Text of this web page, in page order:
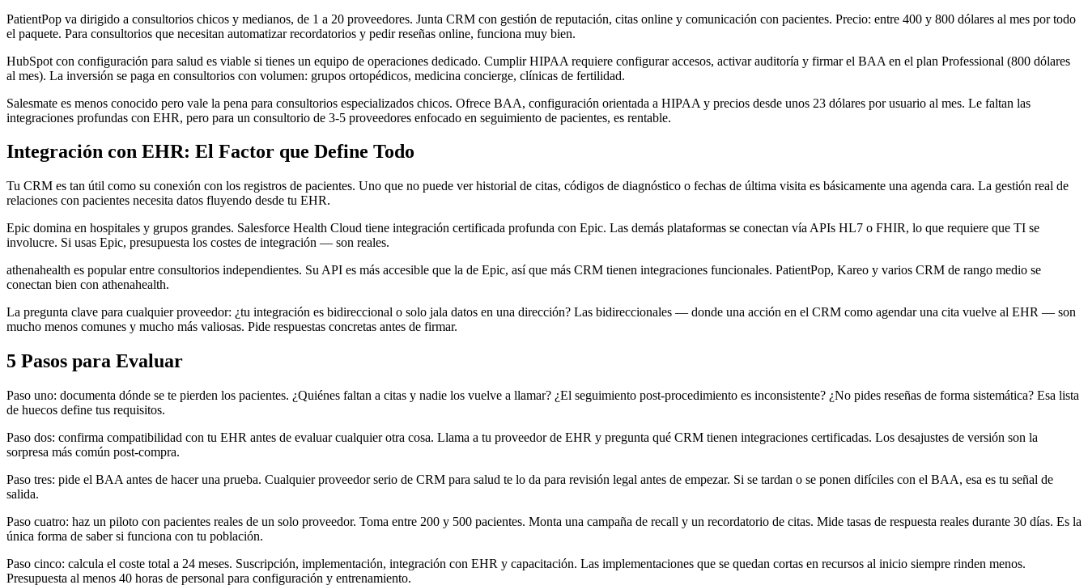
PatientPop va dirigido a consultorios chicos y medianos, de 1 a 20 proveedores. Junta CRM con gestión de reputación, citas online y comunicación con pacientes. Precio: entre 400 y 800 dólares al mes por todo
el paquete. Para consultorios que necesitan automatizar recordatorios y pedir reseñas online, funciona muy bien.
HubSpot con configuración para salud es viable si tienes un equipo de operaciones dedicado. Cumplir HIPAA requiere configurar accesos, activar auditoría y firmar el BAA en el plan Professional (800 dólares
al mes). La inversión se paga en consultorios con volumen: grupos ortopédicos, medicina concierge, clínicas de fertilidad.
Salesmate es menos conocido pero vale la pena para consultorios especializados chicos. Ofrece BAA, configuración orientada a HIPAA y precios desde unos 23 dólares por usuario al mes. Le faltan las
integraciones profundas con EHR, pero para un consultorio de 3-5 proveedores enfocado en seguimiento de pacientes, es rentable.
Integración con EHR: El Factor que Define Todo
Tu CRM es tan útil como su conexión con los registros de pacientes. Uno que no puede ver historial de citas, códigos de diagnóstico o fechas de última visita es básicamente una agenda cara. La gestión real de
relaciones con pacientes necesita datos fluyendo desde tu EHR.
Epic domina en hospitales y grupos grandes. Salesforce Health Cloud tiene integración certificada profunda con Epic. Las demás plataformas se conectan vía APIs HL7 o FHIR, lo que requiere que TI se
involucre. Si usas Epic, presupuesta los costes de integración — son reales.
athenahealth es popular entre consultorios independientes. Su API es más accesible que la de Epic, así que más CRM tienen integraciones funcionales. PatientPop, Kareo y varios CRM de rango medio se
conectan bien con athenahealth.
La pregunta clave para cualquier proveedor: ¿tu integración es bidireccional o solo jala datos en una dirección? Las bidireccionales — donde una acción en el CRM como agendar una cita vuelve al EHR — son
mucho menos comunes y mucho más valiosas. Pide respuestas concretas antes de firmar.
5 Pasos para Evaluar
Paso uno: documenta dónde se te pierden los pacientes. ¿Quiénes faltan a citas y nadie los vuelve a llamar? ¿El seguimiento post-procedimiento es inconsistente? ¿No pides reseñas de forma sistemática? Esa lista
de huecos define tus requisitos.
Paso dos: confirma compatibilidad con tu EHR antes de evaluar cualquier otra cosa. Llama a tu proveedor de EHR y pregunta qué CRM tienen integraciones certificadas. Los desajustes de versión son la
sorpresa más común post-compra.
Paso tres: pide el BAA antes de hacer una prueba. Cualquier proveedor serio de CRM para salud te lo da para revisión legal antes de empezar. Si se tardan o se ponen difíciles con el BAA, esa es tu señal de
salida.
Paso cuatro: haz un piloto con pacientes reales de un solo proveedor. Toma entre 200 y 500 pacientes. Monta una campaña de recall y un recordatorio de citas. Mide tasas de respuesta reales durante 30 días. Es la
única forma de saber si funciona con tu población.
Paso cinco: calcula el coste total a 24 meses. Suscripción, implementación, integración con EHR y capacitación. Las implementaciones que se quedan cortas en recursos al inicio siempre rinden menos.
Presupuesta al menos 40 horas de personal para configuración y entrenamiento.